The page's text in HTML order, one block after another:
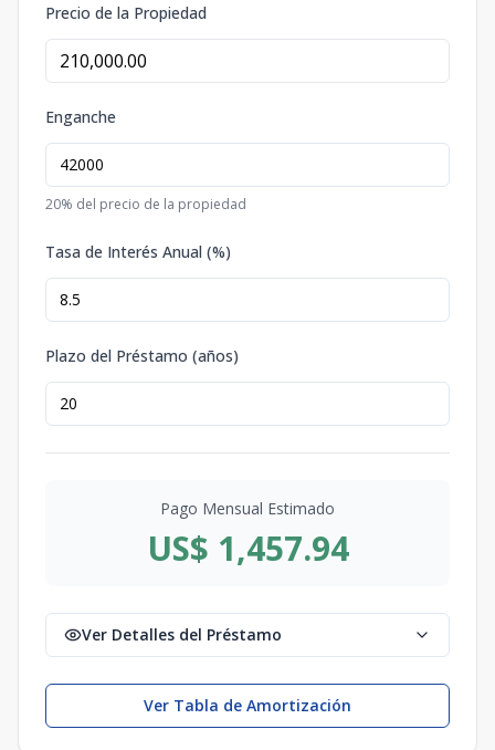
Precio de la Propiedad
Enganche
20% del precio de la propiedad
Tasa de Interés Anual (%)
Plazo del Préstamo (años)
Pago Mensual Estimado
US$ 1,457.94
Ver Detalles del Préstamo
Ver Tabla de Amortización